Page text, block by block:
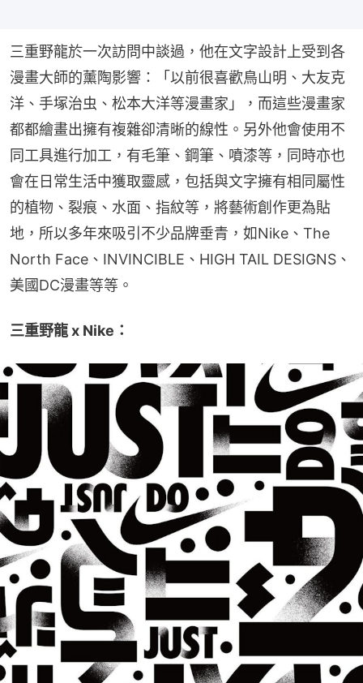
三重野龍於一次訪問中談過，他在文字設計上受到各
漫畫大師的薰陶影響：「以前很喜歡鳥山明、大友克
洋、手塚治虫、松本大洋等漫畫家」，而這些漫畫家
都都繪畫出擁有複雜卻清晰的線性。另外他會使用不
同工具進行加工，有毛筆、鋼筆、噴漆等，同時亦也
會在日常生活中獲取靈感，包括與文字擁有相同屬性
的植物、裂痕、水面、指紋等，將藝術創作更為貼
地，所以多年來吸引不少品牌垂青，如Nike、The
North Face、INVINCIBLE、HIGH TAIL DESIGNS、
美國DC漫畫等等。
三重野龍 x Nike：